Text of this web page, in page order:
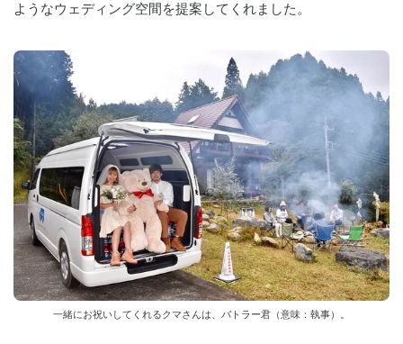
ようなウェディング空間を提案してくれました。
一緒にお祝いしてくれるクマさんは、バトラー君（意味：執事）。